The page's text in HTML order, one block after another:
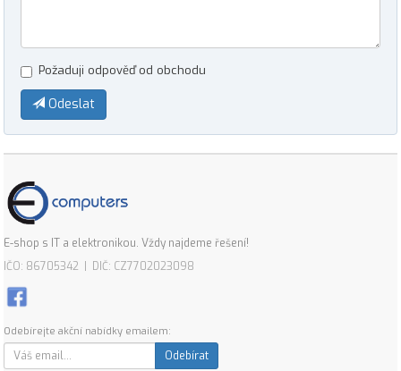
Požaduji odpověď od obchodu
Odeslat
E-shop s IT a elektronikou. Vždy najdeme řešení!
IČO: 86705342 | DIČ: CZ7702023098
Odebírejte akční nabídky emailem:
Odebírat